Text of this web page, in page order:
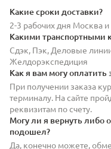
Какие сроки доставки?
2-3 рабочих дня Москва
Какими транспортными
Сдэк, Пэк, Деловые
Желдорэкспедиция
Как я вам могу оплатить
При получении заказа
терминалу. На сайте
реквизитам по счету.
Могу ли я вернуть либо
подошел?
Да, конечно можете,